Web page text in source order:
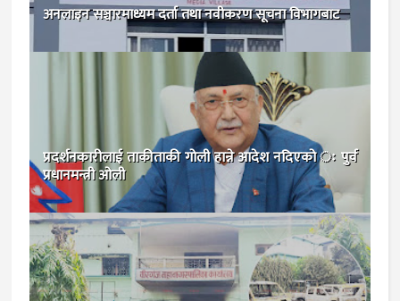
अनलाइन सञ्चारमाध्यम दर्ता तथा नवीकरण सूचना विभागबाट
प्रदर्शनकारीलाई ताकीताकी गोली हान्ने आदेश नदिएको ः पुर्व
प्रधानमन्त्री ओली